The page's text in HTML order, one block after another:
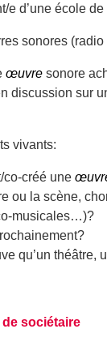
e d’une école
sonores (radio
œuvresonore
discussion sur
vivants:
co-créé une
ou la scène,
musicales…)?
qu’un
sociétaire